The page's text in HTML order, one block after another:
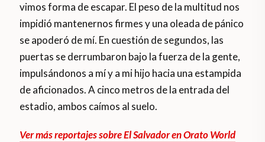
vimos forma de escapar. El peso de la multitud nos
impidió mantenernos firmes y una oleada de pánico
se apoderó de mí. En cuestión de segundos, las
puertas se derrumbaron bajo la fuerza de la gente,
impulsándonos a mí y a mi hijo hacia una estampida
de aficionados. A cinco metros de la entrada del
estadio, ambos caímos al suelo.
Ver más reportajes sobre El Salvador en Orato World